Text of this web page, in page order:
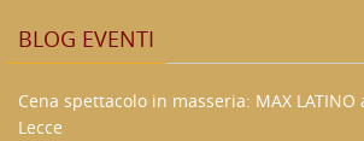
BLOG EVENTI
Cena spettacolo in masseria: MAX
Lecce